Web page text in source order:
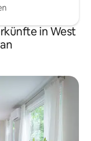
in West